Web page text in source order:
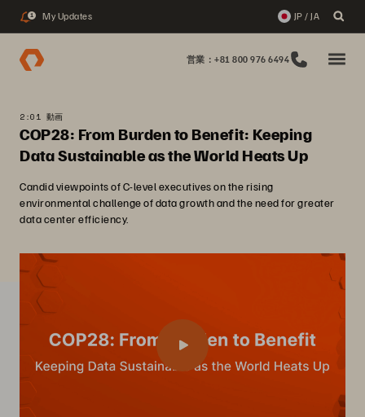
1 My Updates JP / JA
営業：+81 800 976 6494
2:01 動画
COP28: From Burden to Benefit: Keeping
Data Sustainable as the World Heats Up
Candid viewpoints of C-level executives on the rising
environmental challenge of data growth and the need for greater
data center efficiency.